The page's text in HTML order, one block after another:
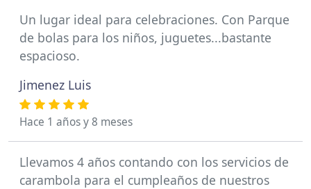
Un lugar ideal para celebraciones. Con Parque
de bolas para los niños, juguetes...bastante
espacioso.
Jimenez Luis
Hace 1 años y 8 meses
Llevamos 4 años contando con los servicios de
carambola para el cumpleaños de nuestros